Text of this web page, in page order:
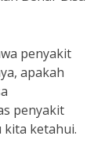
penyakit
apakah
penyakit
kita ketahui.